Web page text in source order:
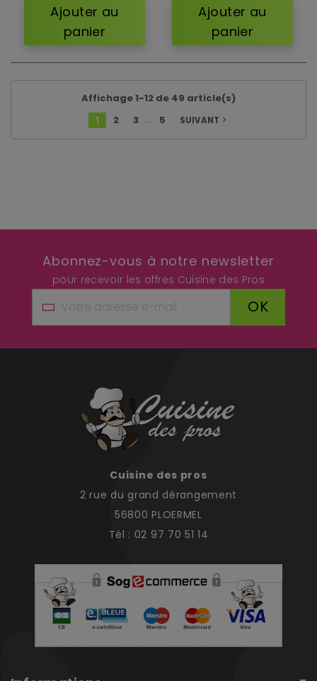
Ajouter au
panier
Ajouter au
panier
Affichage 1-12 de 49 article(s)
1
2 3 … 5 SUIVANT navigate_next
Abonnez-vous à notre newsletter
pour recevoir les offres Cuisine des Pros
OK
Cuisine des pros
2 rue du grand dérangement
56800 PLOERMEL
Tél : 02 97 70 51 14